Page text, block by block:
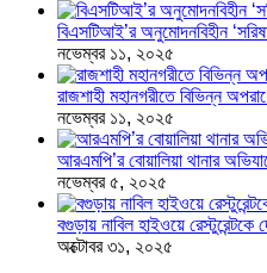
বিএসটিআই’র অনুমোদনবিহীন
নভেম্বর ১১, ২০২৫
রাজশাহী মহানগরীতে বিভিন্ন
নভেম্বর ১১, ২০২৫
আরএমপি’র বোয়ালিয়া থানার
নভেম্বর ৫, ২০২৫
বগুড়ায় নাবিল হাইওয়ে রেস্টুরেন্টকে
অক্টোবর ৩১, ২০২৫